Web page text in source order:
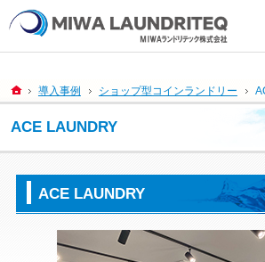
ACE LAUNDRY
ACE LAUNDRY
ホーム
導入事例 ショップ型コインランドリー